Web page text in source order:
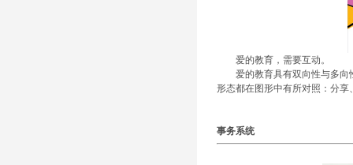
爱的教育，需要互动。
爱的教育具有双向性与多向
形态都在图形中有所对照：分
事务系统